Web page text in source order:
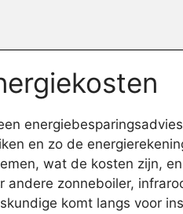
en zo de
wat de kosten zijn,
zonneboiler,
komt langs voor